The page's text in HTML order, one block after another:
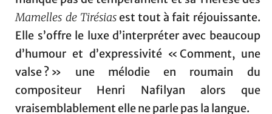
Mamelles de Tirésiasest tout à fait réjouissante.
Elle s’offre le luxe d’interpréter avec beaucoup
d’humour et d’expressivité « Comment, une
valse ? » une mélodie en roumain du
compositeur Henri Nafilyan alors que
vraisemblablement elle ne parle pas la langue.